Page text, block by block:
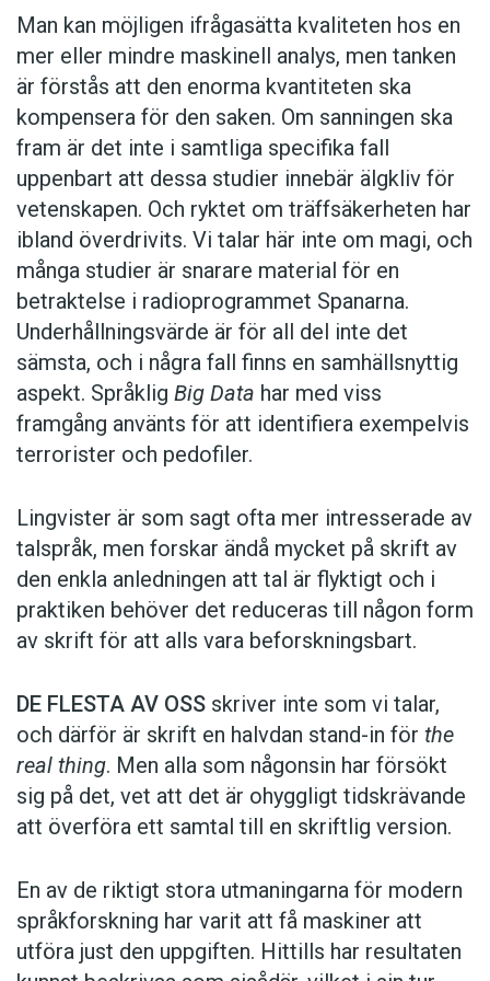
Papua Nya Guinea, och översatt Nya
testamentet till 250 av dessa. Men mycket
arbete återstår. Det finns ytterligare cirka 300
språk som man bedömer är i behov av ett
alfabet, medan cirka 70 inte bedöms ha detta
behov, eftersom de inte är ”levande” nog. Bland
dessa märks mungkip, som vid SIL:s senaste
undersökning 2006 endast hade tolv talare
trots en befolkning på 670 personer i de två
byar där språket fortfarande används, och
turumusa, som man 2011 inte längre hittade
någon levande talare av. I dessa fall är det
främst dokumentation i antropologiskt syfte
som gäller.
resurser på ett hotat språk, är att språket ska
ha över 50 talare, varav några är under 40 år.
Talarna bör dessutom alla vara motiverade att
bevara sitt språk.
dokumenterat språket och översattBibeln, så
är det inte mycket mer att göra. Projektet
stängs, och det finns inga som helst garantier
för att språket kommer att överleva. Givetvis
gör projektmedlemmarna
uppföljningskontroller, där de ibland finner att
språket lever vidare – men ibland inte.
I ett land som traditionellt har saknat inhemska
skriftspråk riskerar de kulturella förlusterna att
Nästa steg är att dokumentera språket. Det
idealiska är att för varje språk göra en
beskrivning av dess fonetik (inklusive alfabet),
en beskrivning av dess grammatik, en ordbok
samt en samling med texter. I verkligheten är
det dock bara en minoritet av språken som
berikas med en ordbok eller en samling med
texter, även om alla språk tillägnas en fonetisk
beskrivning och en majoritet av dem även en
grammatisk beskrivning. Produktionen beror
bland annat på lokalbefolkningens önskemål,
översättarnas prioriteringar och deras förmåga
att hjälpa till.
Fumey, som nu är chef för språktjänster vid SIL,
har bott med sin make Roland Fumey i Papua
Nya Guinea i över tre årtionden. Innan dess gick
de båda kurser i lingvistik och antropologi vid
SIL:s egna skolor i Tyskland och Storbritannien.
inlandssjön Lake Murray, dit det inte går några
vägar och resorna måste ske med
organisationens egna helikoptrar.
I området talas kuni-boazi, ett papuanskt språk
Dess verb kan böjas i över 100 000 former och
innehåller även grammatisk ton, vilket innebär
att tonen är det enda som avgör formen på
många ord. Paret Fumey, som är från Schweiz,
Man kan möjligen ifrågasätta kvaliteten hos en
mer eller mindre maskinell analys, men tanken
är förstås att den enorma kvantiteten ska
kompensera för den saken. Om sanningen ska
fram är det inte i samtliga specifika fall
uppenbart att dessa studier innebär älgkliv för
vetenskapen. Och ryktet om träffsäkerheten har
ibland överdrivits. Vi talar här inte om magi, och
många studier är snarare material för en
betraktelse i radioprogrammet Spanarna.
Underhållningsvärde är för all del inte det
sämsta, och i några fall finns en samhällsnyttig
aspekt. Språklig Big Data har med viss
framgång använts för att identifiera exempelvis
terrorister och pedofiler.
Lingvister är som sagt ofta mer intresserade av
talspråk, men forskar ändå mycket på skrift av
den enkla anledningen att tal är flyktigt och i
praktiken behöver det reduceras till någon form
av skrift för att alls vara beforskningsbart.
DE FLESTA AV OSS skriver inte som vi talar,
och därför är skrift en halvdan stand-in för the
real thing. Men alla som någonsin har försökt
sig på det, vet att det är ohyggligt tidskrävande
att överföra ett samtal till en skriftlig version.
En av de riktigt stora utmaningarna för modern
språkforskning har varit att få maskiner att
utföra just den uppgiften. Hittills har resultaten